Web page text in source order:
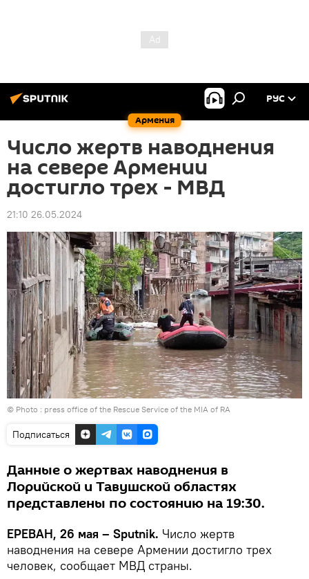
Армения
РУС
Число жертв наводнения
на севере Армении
достигло трех - МВД
21:10 26.05.2024
© Photo : press office of the Rescue Service of the MIA of RA
Подписаться
Данные о жертвах наводнения в
Лорийской и Тавушской областях
представлены по состоянию на 19:30.
ЕРЕВАН, 26 мая – Sputnik. Число жертв
наводнения на севере Армении достигло трех
человек, сообщает МВД страны.